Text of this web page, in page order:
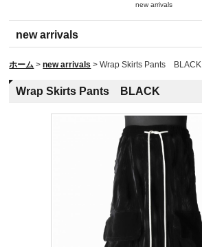
new arrivals
new arrivals
ホーム > new arrivals > Wrap Skirts Pants BLACK
Wrap Skirts Pants BLACK